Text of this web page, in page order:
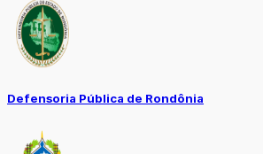
Defensoria Pública de Rondônia